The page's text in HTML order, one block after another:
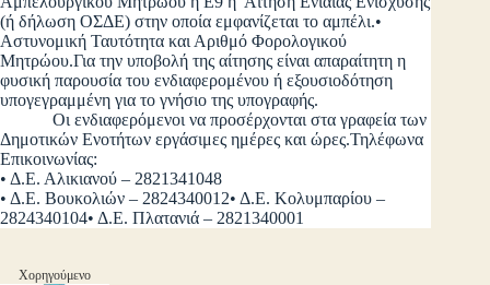
(ή δήλωση ΟΣΔΕ) στην οποία εμφανίζεται το αμπέλι.•
Αστυνομική Ταυτότητα και Αριθμό Φορολογικού
Μητρώου.Για την υποβολή της αίτησης είναι απαραίτητη η
φυσική παρουσία του ενδιαφερομένου ή εξουσιοδότηση
υπογεγραμμένη για το γνήσιο της υπογραφής.
Οι ενδιαφερόμενοι να προσέρχονται στα γραφεία των
Δημοτικών Ενοτήτων εργάσιμες ημέρες και ώρες.Τηλέφωνα
Επικοινωνίας:
• Δ.Ε. Αλικιανού – 2821341048
• Δ.Ε. Βουκολιών – 2824340012• Δ.Ε. Κολυμπαρίου –
2824340104• Δ.Ε. Πλατανιά – 2821340001
Χορηγούμενο